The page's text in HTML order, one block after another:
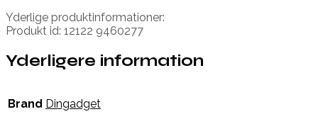
Yderlige produktinformationer:
Produkt id: 12122 9460277
Yderligere information
Brand Dingadget